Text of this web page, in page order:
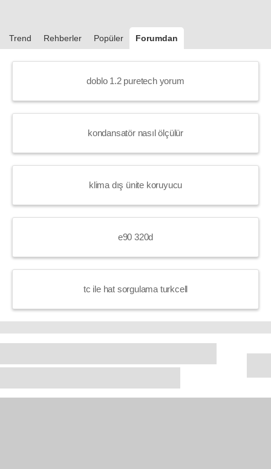
Trend Rehberler Popüler Forumdan
doblo 1.2 puretech yorum
kondansatör nasıl ölçülür
klima dış ünite koruyucu
e90 320d
tc ile hat sorgulama turkcell